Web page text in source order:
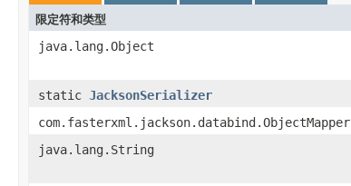
限定符和类型
java.lang.Object
static JacksonSerializer
com.fasterxml.jackson.databind.ObjectMapper
java.lang.String